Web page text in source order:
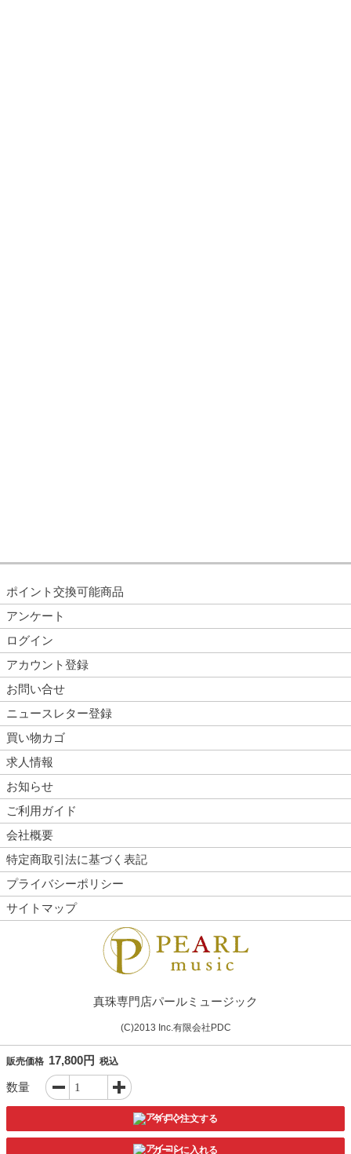
販売価格 17,800円 税込
数量
今すぐ注文する
カートに入れる
ポイント交換可能商品
アンケート
ログイン
アカウント登録
お問い合せ
ニュースレター登録
買い物カゴ
求人情報
お知らせ
ご利用ガイド
会社概要
特定商取引法に基づく表記
プライバシーポリシー
サイトマップ
真珠専門店パールミュージック
(C)2013 Inc.有限会社PDC